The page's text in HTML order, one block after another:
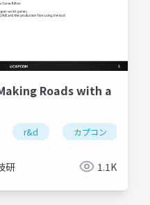
ロフェッショナル
professional カプコンオー
Roads with a
r&d カプコン
研 1.1K